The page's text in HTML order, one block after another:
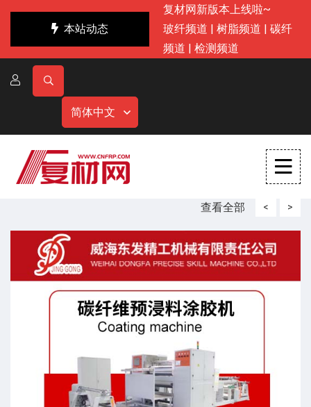
本站动态
复材网新版本上线啦~
玻纤频道 | 树脂频道 | 碳纤
频道 | 检测频道
简体中文
查看全部 < >